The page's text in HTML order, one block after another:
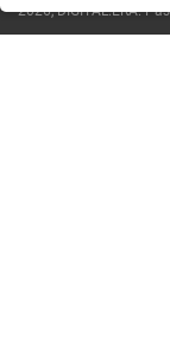
2026,DIGITAL.ERA.